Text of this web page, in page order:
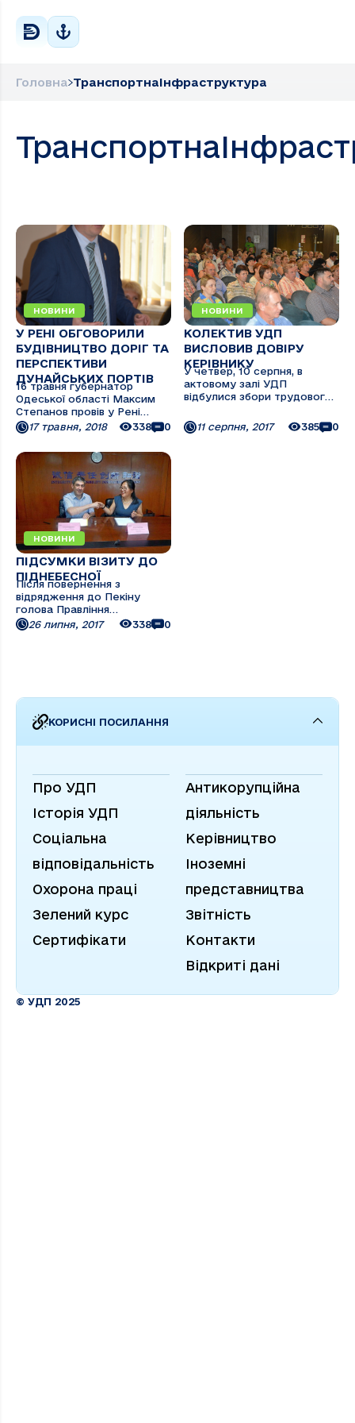
Головна ТранспортнаІнфраструктура
НОВИНИ
У РЕНІ ОБГОВОРИЛИ
БУДІВНИЦТВО ДОРІГ ТА
ПЕРСПЕКТИВИ
ДУНАЙСЬКИХ ПОРТІВ
16 травня губернатор
Одеської області Максим
Степанов провів у Рені
виїзну нараду за участю
голови Одеської обласної
ради Анатолія Урбанського,
голови ДП «АМПУ» Райвіса
Вецкаганса, його
заступника В'ячеслава
Вороного, начальника
служби автодоріг в ...
17 травня, 2018 338 0
НОВИНИ
КОЛЕКТИВ УДП
ВИСЛОВИВ ДОВІРУ
КЕРІВНИКУ
У четвер, 10 серпня, в
актовому залі УДП
відбулися збори трудового
денному якого стояли два
питання: звіт про підсумки
11 серпня, 2017 385 0
НОВИНИ
ПІДСУМКИ ВІЗИТУ ДО
ПІДНЕБЕСНОЇ
Після повернення з
відрядження до Пекіну
голова Правління
Українського Дунайського
пароплавства Дмитро
Teсhnical import
26 липня, 2017 338 0
КОРИСНІ ПОСИЛАННЯ
Про УДП
Історія УДП
Соціальна
відповідальність
Охорона праці
Зелений курс
Сертифікати
Антикорупційна
діяльність
Керівництво
Іноземні
представництва
Звітність
Контакти
Відкриті дані
© УДП 2025